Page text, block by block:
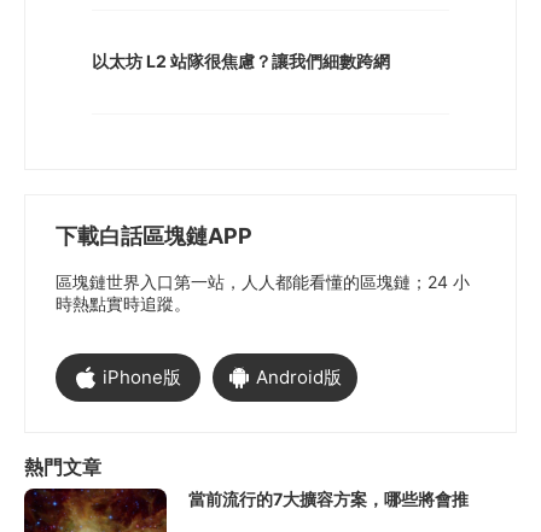
以太坊 L2 站隊很焦慮？讓我們細數跨網
下載白話區塊鏈APP
區塊鏈世界入口第一站，人人都能看懂的區塊鏈；24 小
時熱點實時追蹤。
iPhone版 Android版
熱門文章
當前流行的7大擴容方案，哪些將會推